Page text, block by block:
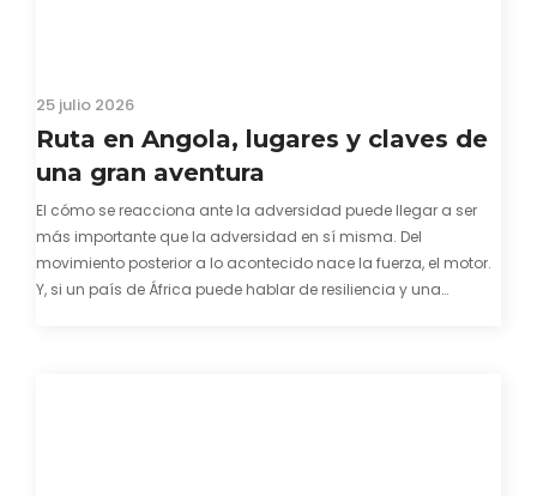
25 julio 2026
Ruta en Angola, lugares y claves de
una gran aventura
El cómo se reacciona ante la adversidad puede llegar a ser
más importante que la adversidad en sí misma. Del
movimiento posterior a lo acontecido nace la fuerza, el motor.
Y, si un país de África puede hablar de resiliencia y una